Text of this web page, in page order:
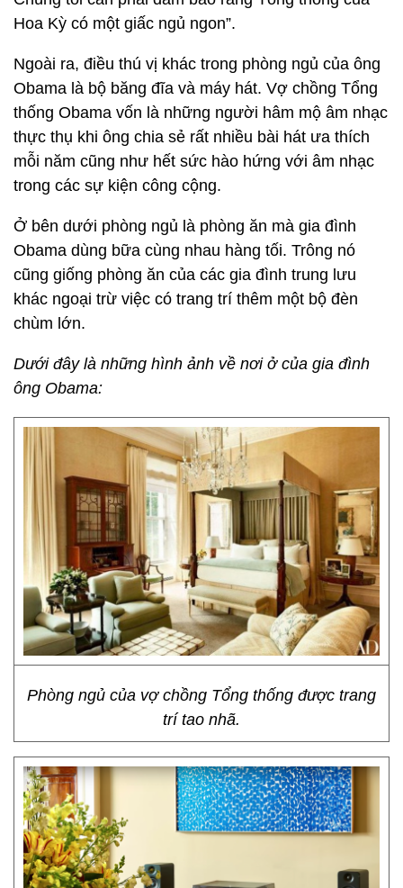
Hoa Kỳ có một giấc ngủ ngon”.
Ngoài ra, điều thú vị khác trong phòng ngủ của ông
Obama là bộ băng đĩa và máy hát. Vợ chồng Tổng
thống Obama vốn là những người hâm mộ âm nhạc
thực thụ khi ông chia sẻ rất nhiều bài hát ưa thích
mỗi năm cũng như hết sức hào hứng với âm nhạc
trong các sự kiện công cộng.
Ở bên dưới phòng ngủ là phòng ăn mà gia đình
Obama dùng bữa cùng nhau hàng tối. Trông nó
cũng giống phòng ăn của các gia đình trung lưu
khác ngoại trừ việc có trang trí thêm một bộ đèn
chùm lớn.
Dưới đây là những hình ảnh về nơi ở của gia đình
ông Obama:
Phòng ngủ của vợ chồng Tổng thống được trang
trí tao nhã.